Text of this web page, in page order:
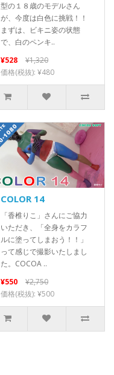
型の１８歳のモデルさん
が、今度は白色に挑戦！！
まずは、ビキニ姿の状態
で、白のペンキ..
¥528
¥1,320
価格(税抜): ¥480
COLOR 14
「香椎りこ」さんにご協力
いただき、「全身をカラフ
ルに塗ってしまおう！！」
って感じで撮影いたしまし
た。COCOA ..
¥550
¥2,750
価格(税抜): ¥500